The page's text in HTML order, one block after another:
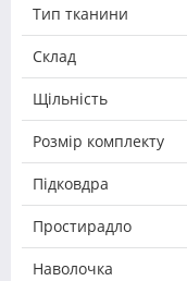
Тип тканини
Склад
Щільність
Розмір комплекту
Підковдра
Простирадло
Наволочка